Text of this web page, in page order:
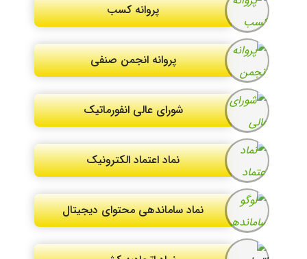
پروانه کسب
پروانه انجمن صنفی
شورای عالی انفورماتیک
نماد اعتماد الکترونیک
نماد ساماندهی محتوای دیجیتال